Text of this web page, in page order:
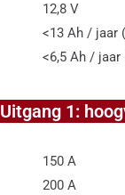
12,8 V
<13 Ah / jaar
<6,5 Ah / jaar
Uitgang 1:
150 A
200 A